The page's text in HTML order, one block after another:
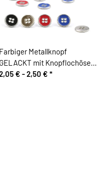
Farbiger Metallknopf
GELACKT mit Knopflochösen,
Knopf
€ -2,50 € *